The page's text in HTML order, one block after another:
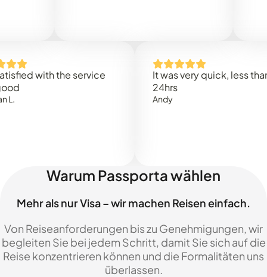
with the service
It was very quick, less than
Warum Passporta wählen
Mehr als nur Visa – wir machen Reisen einfach.
Von Reiseanforderungen bis zu Genehmigungen, wir
begleiten Sie bei jedem Schritt, damit Sie sich auf die
Reise konzentrieren können und die Formalitäten uns
überlassen.